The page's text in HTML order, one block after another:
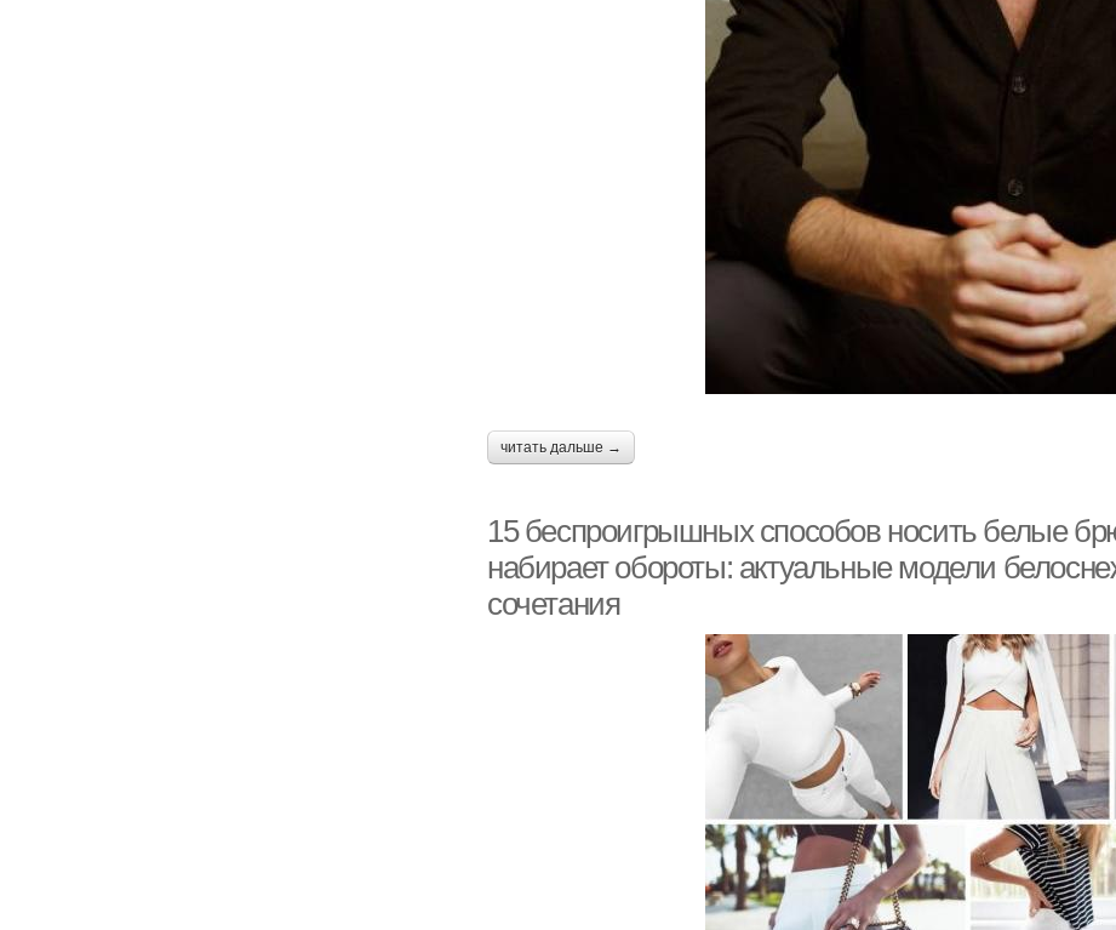
читать дальше →
15 беспроигрышных способов носить белые
набирает обороты: актуальные модели
сочетания